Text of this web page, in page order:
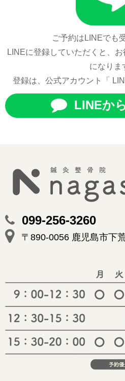
ご予約はLINEでも
LINEに登録していただくと、
になりま
登録は、公式アカウント「
LINEか
099-256-3260
〒890-0056 鹿児島市下